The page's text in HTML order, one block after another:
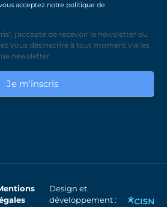
acceptez notre politique de
j'accepte de recevoir la newsletter du
vous désinscrire à tout moment via les
newsletter.
Je m'inscris
Design et
développement :